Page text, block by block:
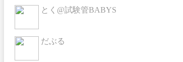
とく@試験管BABYS
だぶる